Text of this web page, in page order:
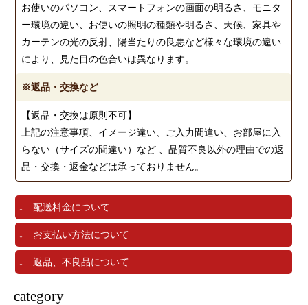
お使いのパソコン、スマートフォンの画面の明るさ、モニタ
ー環境の違い、お使いの照明の種類や明るさ、天候、家具や
カーテンの光の反射、陽当たりの良悪など様々な環境の違い
により、見た目の色合いは異なります。
※返品・交換など
【返品・交換は原則不可】
上記の注意事項、イメージ違い、ご入力間違い、お部屋に入
らない（サイズの間違い）など 、品質不良以外の理由での返
品・交換・返金などは承っておりません。
↓ 配送料金について
↓ お支払い方法について
↓ 返品、不良品について
category